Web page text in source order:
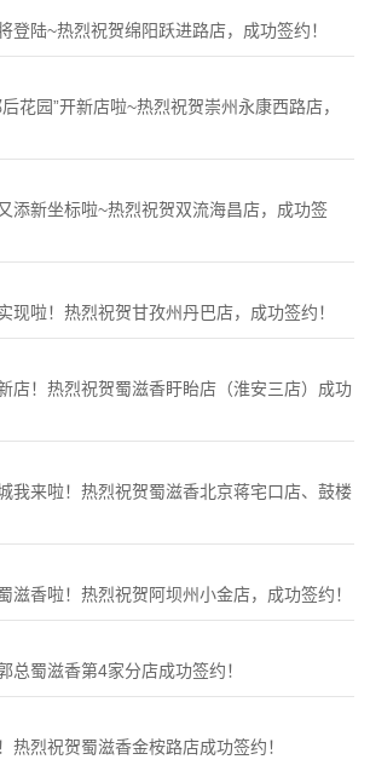
登陆~热烈祝贺绵阳跃进路店，成功签约！
花园”开新店啦~热烈祝贺崇州永康西路店，
添新坐标啦~热烈祝贺双流海昌店，成功签
现啦！热烈祝贺甘孜州丹巴店，成功签约！
店！热烈祝贺蜀滋香盱眙店（淮安三店）成功
我来啦！热烈祝贺蜀滋香北京蒋宅口店、鼓楼
滋香啦！热烈祝贺阿坝州小金店，成功签约！
总蜀滋香第4家分店成功签约！
热烈祝贺蜀滋香金桉路店成功签约！